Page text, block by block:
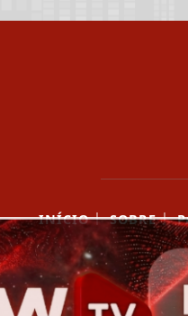
INÍCIO | SOBRE |